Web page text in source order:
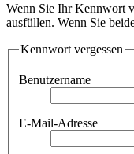
Wenn Sie Ihr Kennwort
ausfüllen. Wenn Sie
Kennwort vergessen
Benutzername
E-Mail-Adresse